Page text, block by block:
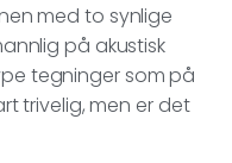
med to synlige
på akustisk
tegninger som på
trivelig, men er det